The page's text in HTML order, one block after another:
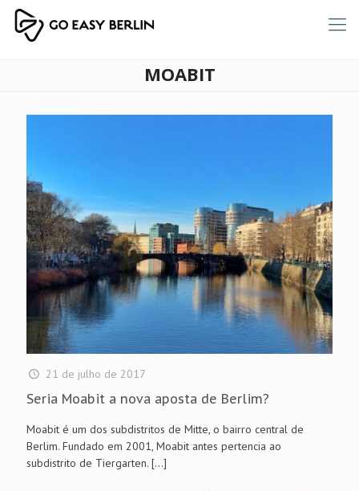
MOABIT
21 de julho de 2017
Seria Moabit a nova aposta de Berlim?
Moabit é um dos subdistritos de Mitte, o bairro central de
Berlim. Fundado em 2001, Moabit antes pertencia ao
subdistrito de Tiergarten. […]